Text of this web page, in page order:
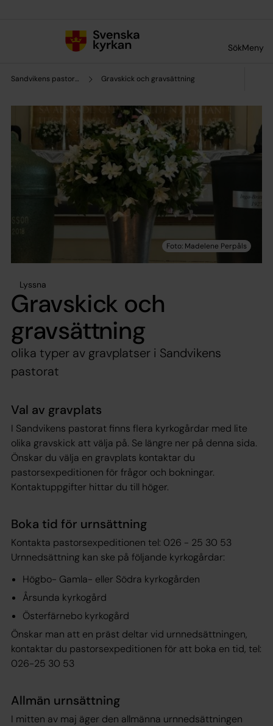
SökMeny
Sandvikens pastorat Gravskick och gravsättning
Lyssna
Gravskick och
gravsättning
olika typer av gravplatser i Sandvikens
pastorat
Val av gravplats
I Sandvikens pastorat finns flera kyrkogårdar med lite
olika gravskick att välja på. Se längre ner på denna sida.
Önskar du välja en gravplats kontaktar du
pastorsexpeditionen för frågor och bokningar.
Kontaktuppgifter hittar du till höger.
Boka tid för urnsättning
Kontakta pastorsexpeditionen tel: 026 - 25 30 53
Urnnedsättning kan ske på följande kyrkogårdar:
Högbo- Gamla- eller Södra kyrkogården
Årsunda kyrkogård
Österfärnebo kyrkogård
Önskar man att en präst deltar vid urnnedsättningen,
kontaktar du pastorsexpeditionen för att boka en tid, tel:
026-25 30 53
Allmän urnsättning
I mitten av maj äger den allmänna urnnedsättningen